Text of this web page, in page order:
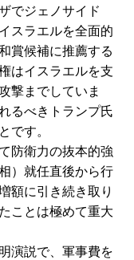
でジェノサイド
スラエルを全面的
賞候補に推薦する
はイスラエルを支
撃までしていま
るべきトランプ氏
です。
防衛力の抜本的強
）就任直後から行
額に引き続き取り
ことは極めて重大
演説で、軍事費を